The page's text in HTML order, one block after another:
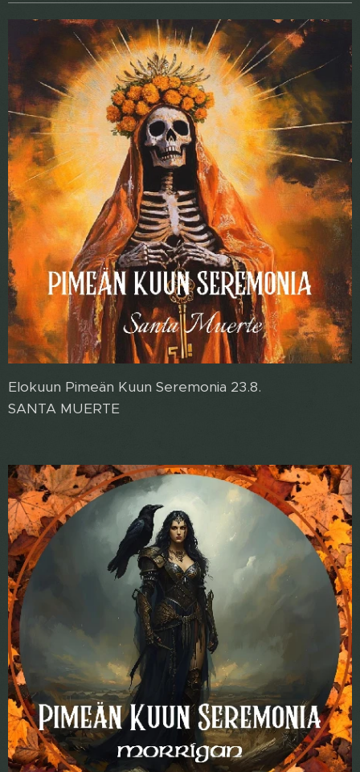
Elokuun Pimeän Kuun Seremonia 23.8.
SANTA MUERTE